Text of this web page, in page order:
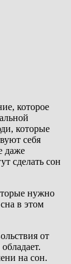
которое
которые
себя
даже
сделать сон
нужно
в этом
от
на сон.